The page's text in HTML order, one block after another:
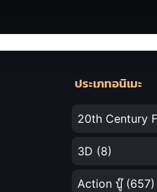
ประเภทอนิเมะ
20th Century
3D (8)
Action บู๊(657)